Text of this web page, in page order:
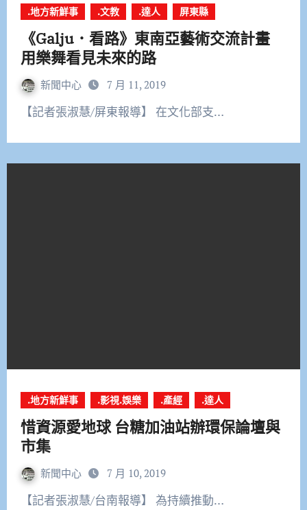
.地方新鮮事 .文教 .達人 屏東縣
《Galju．看路》東南亞藝術交流計畫
用樂舞看見未來的路
新聞中心 7 月 11, 2019
【記者張淑慧/屏東報導】 在文化部支…
.地方新鮮事 .影視.娛樂 .產經 .達人
惜資源愛地球 台糖加油站辦環保論壇與
市集
新聞中心 7 月 10, 2019
【記者張淑慧/台南報導】 為持續推動…